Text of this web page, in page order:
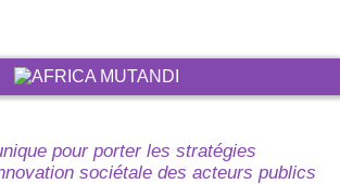
pour porter les stratégies
sociétale des acteurs publics